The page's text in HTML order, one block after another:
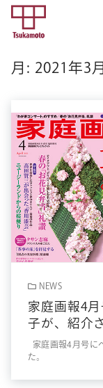
月: 2021年3月
NEWS
家庭画報4
子が、紹介
家庭画報4月号に
た。